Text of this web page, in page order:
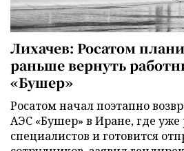
Лихачев: Росатом
раньше вернуть
«Бушер»
Росатом начал поэтапно
АЭС «Бушер» в Иране, где уже
специалистов и готовится